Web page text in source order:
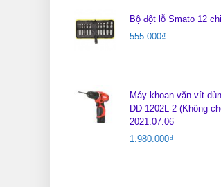
Bộ đột lỗ Smato 12
555.000₫
Máy khoan vặn vít
DD-1202L-2 (Không
2021.07.06
1.980.000₫